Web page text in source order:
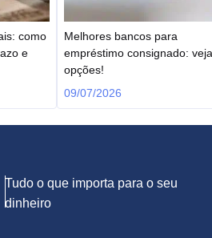
como
e
Melhores bancos para
empréstimo consignado:
opções!
09/07/2026
Tudo o que importa para o seu
dinheiro